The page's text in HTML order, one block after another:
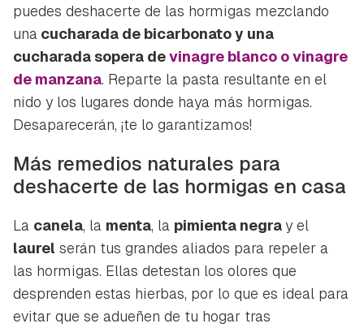
puedes deshacerte de las hormigas mezclando
una cucharada de bicarbonato y una
cucharada sopera devinagre blanco o vinagre
de manzana. Reparte la pasta resultante en el
nido y los lugares donde haya más hormigas.
Desaparecerán, ¡te lo garantizamos!
Más remedios naturales para
deshacerte de las hormigas en casa
La canela, la menta, la pimienta negray el
laurel serán tus grandes aliados para repeler a
las hormigas. Ellas detestan los olores que
desprenden estas hierbas, por lo que es ideal para
evitar que se adueñen de tu hogar tras